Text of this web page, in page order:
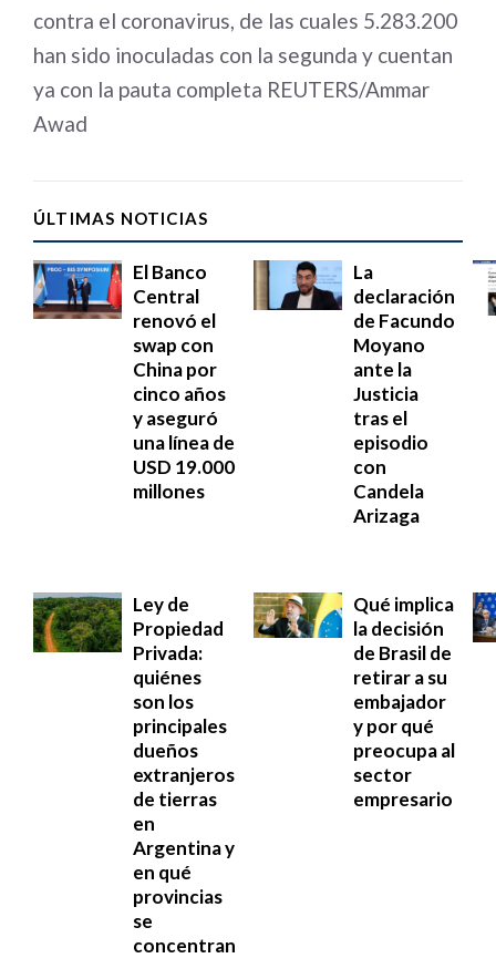
contra el coronavirus, de las cuales 5.283.200
han sido inoculadas con la segunda y cuentan
ya con la pauta completa REUTERS/Ammar
Awad
ÚLTIMAS NOTICIAS
El Banco
Central
renovó el
swap con
China por
cinco años
y aseguró
una línea de
USD 19.000
millones
La
declaración
de Facundo
Moyano
ante la
Justicia
tras el
episodio
con
Candela
Arizaga
Ley de
Propiedad
Privada:
quiénes
son los
principales
dueños
extranjeros
de tierras
en
Argentina y
en qué
provincias
se
concentran
Qué implica
la decisión
de Brasil de
retirar a su
embajador
y por qué
preocupa al
sector
empresario